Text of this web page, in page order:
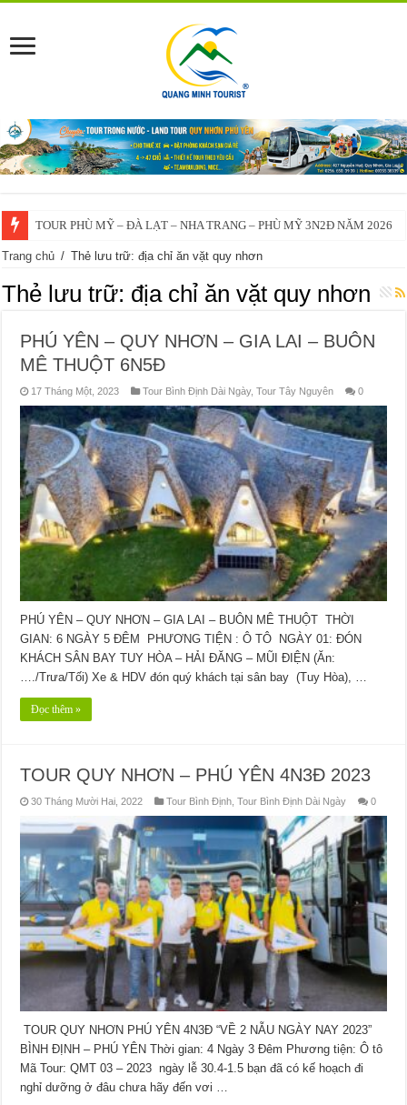
TOUR PHÙ MỸ – ĐÀ LẠT – NHA TRANG – PHÙ MỸ 3N2Đ NĂM 2026
VĨNH THẠNH – ĐÀ LẠT – NHA TRANG – VĨNH THẠNH 3N2Đ – 2025
Trang chủ / Thẻ lưu trữ: địa chỉ ăn vặt quy nhơn
Thẻ lưu trữ: địa chỉ ăn vặt quy nhơn
PHÚ YÊN – QUY NHƠN – GIA LAI – BUÔN
MÊ THUỘT 6N5Đ
17 Tháng Một, 2023 Tour Bình Định Dài Ngày,Tour Tây Nguyên 0
PHÚ YÊN – QUY NHƠN – GIA LAI – BUÔN MÊ THUỘT THỜI
GIAN: 6 NGÀY 5 ĐÊM PHƯƠNG TIỆN : Ô TÔ NGÀY 01: ĐÓN
KHÁCH SÂN BAY TUY HÒA – HẢI ĐĂNG – MŨI ĐIỆN (Ăn:
…./Trưa/Tối) Xe & HDV đón quý khách tại sân bay (Tuy Hòa), …
Đọc thêm »
TOUR QUY NHƠN – PHÚ YÊN 4N3Đ 2023
30 Tháng Mười Hai, 2022 Tour Bình Định ,Tour Bình Định Dài Ngày 0
TOUR QUY NHƠN PHÚ YÊN 4N3Đ “VỀ 2 NẪU NGÀY NAY 2023”
BÌNH ĐỊNH – PHÚ YÊN Thời gian: 4 Ngày 3 Đêm Phương tiện: Ô tô
Mã Tour: QMT 03 – 2023 ngày lễ 30.4-1.5 bạn đã có kế hoạch đi
nghỉ dưỡng ở đâu chưa hãy đến vơi …